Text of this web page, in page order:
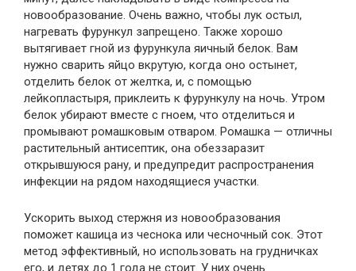
новообразование. Очень важно, чтобы лук остыл,
нагревать фурункул запрещено. Также хорошо
вытягивает гной из фурункула яичный белок. Вам
нужно сварить яйцо вкрутую, когда оно остынет,
отделить белок от желтка, и, с помощью
лейкопластыря, приклеить к фурункулу на ночь. Утром
белок убирают вместе с гноем, что отделиться и
промывают ромашковым отваром. Ромашка — отличны
растительный антисептик, она обеззаразит
открывшуюся рану, и предупредит распространения
инфекции на рядом находящиеся участки.
Ускорить выход стержня из новообразования
поможет кашица из чеснока или чесночный сок. Этот
метод эффективный, но использовать на грудничках
его, и детях до 1 года не стоит. У них очень